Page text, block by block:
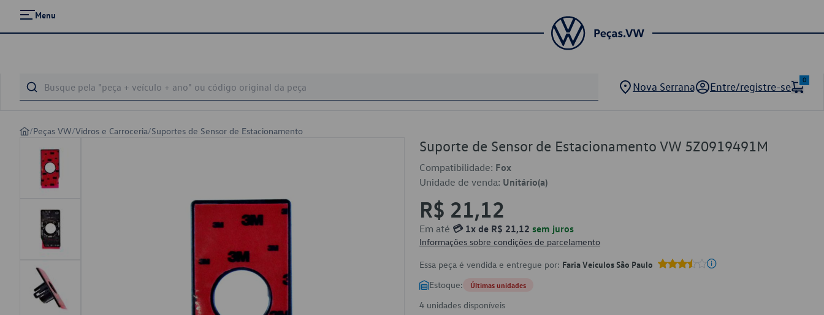
Menu
Nova Serrana Entre/registre-se
0
/Peças VW/Vidros e Carroceria/Suportes de Sensor de Estacionamento
Suporte de Sensor de Estacionamento VW 5Z0919491M
Compatibilidade: Fox
Unidade de venda: Unitário(a)
R$ 21,12
Em até 💳 1x de R$ 21,12 sem juros
Informações sobre condições de parcelamento
Essa peça é vendida e entregue por: Faria Veículos São Paulo
Estoque: Últimas unidades
4 unidades disponíveis